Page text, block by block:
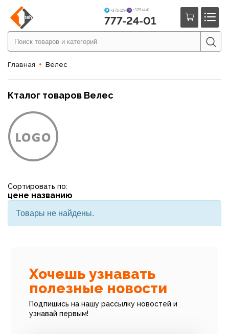
+375 (29) +375 (44)
777-24-01
Главная Велес
Кталог товаров Велес
Сортировать по:
цене названию
Товары не найдены.
Хочешь узнавать
полезные новости
Подпишись на нашу рассылку новостей и
узнавай первым!